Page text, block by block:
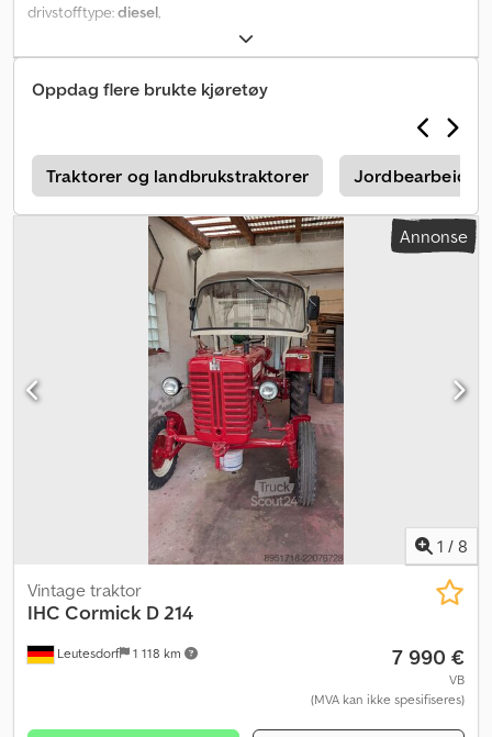
drivstofftype:diesel,
Oppdag flere brukte kjøretøy
Traktorer og landbrukstraktorer
Annonse
1 / 8
Leutesdorf 1 118 km
Vintage traktor
IHC Cormick D 214
7 990 €
VB
(MVA kan ikke spesifiseres)